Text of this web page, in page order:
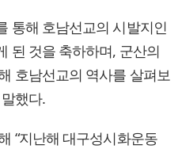
통해 호남선교의 시발지인
된 것을 축하하며, 군산의
호남선교의 역사를 살펴보
했다.
“지난해 대구성시화운동